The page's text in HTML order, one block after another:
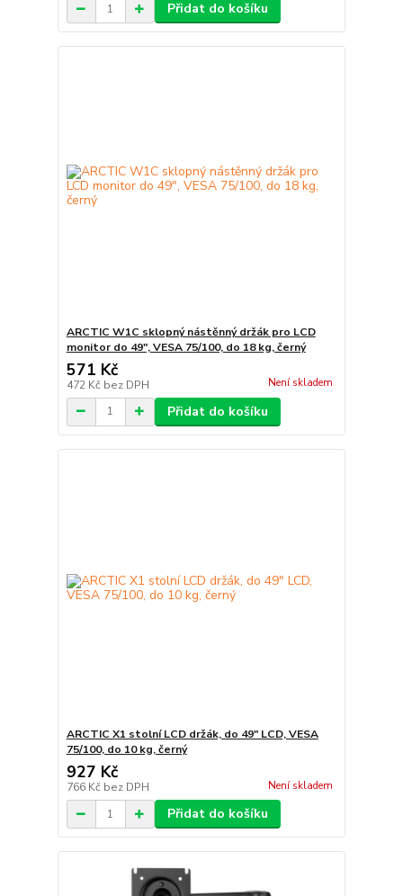
Přidat do košíku
ARCTIC W1C sklopný nástěnný držák pro LCD
monitor do 49", VESA 75/100, do 18 kg, černý
571 Kč
472 Kč bez DPH Není skladem
Přidat do košíku
ARCTIC X1 stolní LCD držák, do 49" LCD, VESA
75/100, do 10 kg, černý
927 Kč
766 Kč bez DPH Není skladem
Přidat do košíku